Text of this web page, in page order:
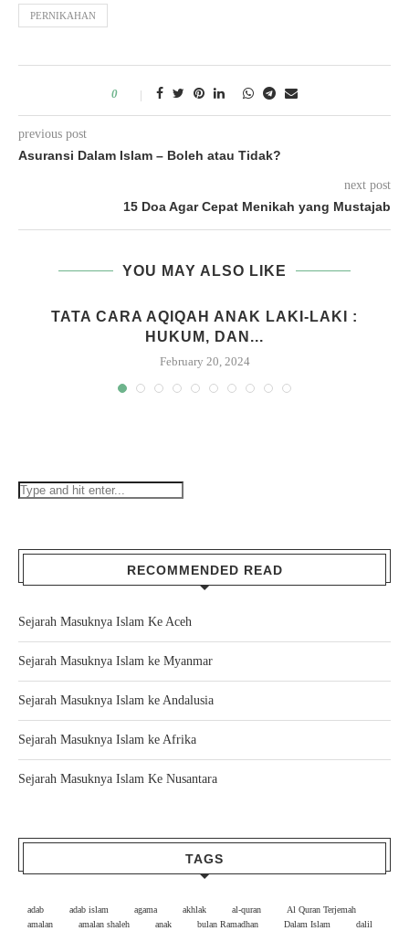
PERNIKAHAN
0
previous post
Asuransi Dalam Islam – Boleh atau Tidak?
next post
15 Doa Agar Cepat Menikah yang Mustajab
YOU MAY ALSO LIKE
TATA CARA AQIQAH ANAK LAKI-LAKI :
HUKUM, DAN...
February 20, 2024
RECOMMENDED READ
Sejarah Masuknya Islam Ke Aceh
Sejarah Masuknya Islam ke Myanmar
Sejarah Masuknya Islam ke Andalusia
Sejarah Masuknya Islam ke Afrika
Sejarah Masuknya Islam Ke Nusantara
TAGS
adab adab islam agama akhlak al-quran
Al Quran Terjemah
amalan
amalan shaleh anak bulan Ramadhan Dalam Islam dalil